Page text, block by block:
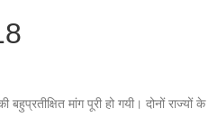
मांग पूरी हो गयी। दोनों राज्यों के